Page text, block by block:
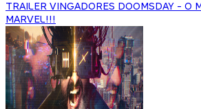
TRAILER VINGADORES DOOMSDAY - O
MARVEL!!!